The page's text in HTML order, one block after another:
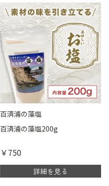
百済浦の藻塩
百済浦の藻塩200g
￥750
詳細を見る